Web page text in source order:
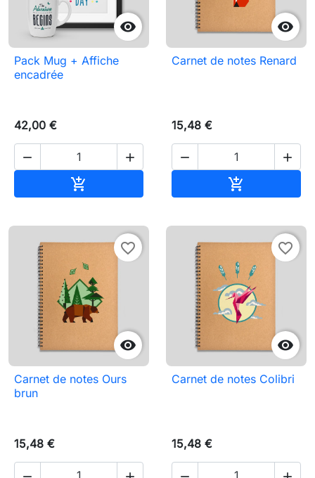

Pack Mug + Affiche
encadrée
42,00 €
 


Carnet de notes Renard
15,48 €
 


favorite_border
Carnet de notes Ours
brun
15,48 €

favorite_border
Carnet de notes Colibri
15,48 €